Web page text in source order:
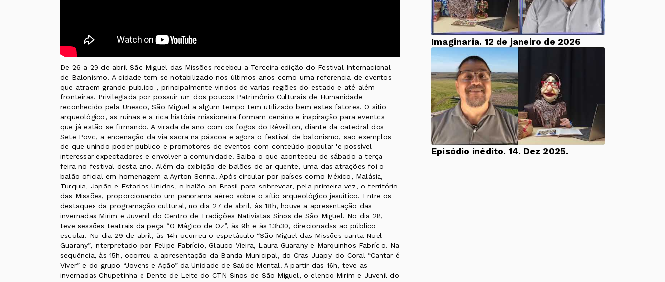
Imaginaria. 12 de janeiro de 2026
Episódio inédito. 14. Dez 2025.
De 26 a 29 de abril São Miguel das Missões recebeu a Terceira edição do Festival Internacional
de Balonismo. A cidade tem se notabilizado nos últimos anos como uma referencia de eventos
que atraem grande publico , principalmente vindos de varias regiões do estado e até além
fronteiras. Privilegiada por possuir um dos poucos Patrimônio Culturais de Humanidade
reconhecido pela Unesco, São Miguel a algum tempo tem utilizado bem estes fatores. O sitio
arqueológico, as ruínas e a rica história missioneira formam cenário e inspiração para eventos
que já estão se firmando. A virada de ano com os fogos do Réveillon, diante da catedral dos
Sete Povo, a encenação da via sacra na páscoa e agora o festival de balonismo, sao exemplos
de que unindo poder publico e promotores de eventos com conteúdo popular 'e possível
interessar expectadores e envolver a comunidade. Saiba o que aconteceu de sábado a terça-
feira no festival desta ano. Além da exibição de balões de ar quente, uma das atrações foi o
balão oficial em homenagem a Ayrton Senna. Após circular por países como México, Malásia,
Turquia, Japão e Estados Unidos, o balão ao Brasil para sobrevoar, pela primeira vez, o território
das Missões, proporcionando um panorama aéreo sobre o sítio arqueológico jesuítico. Entre os
destaques da programação cultural, no dia 27 de abril, às 18h, houve a apresentação das
invernadas Mirim e Juvenil do Centro de Tradições Nativistas Sinos de São Miguel. No dia 28,
teve sessões teatrais da peça “O Mágico de Oz”, às 9h e às 13h30, direcionadas ao público
escolar. No dia 29 de abril, às 14h ocorreu o espetáculo “São Miguel das Missões canta Noel
Guarany”, interpretado por Felipe Fabrício, Glauco Vieira, Laura Guarany e Marquinhos Fabrício. Na
sequência, às 15h, ocorreu a apresentação da Banda Municipal, do Cras Juapy, do Coral “Cantar é
Viver” e do grupo “Jovens e Ação” da Unidade de Saúde Mental. A partir das 16h, teve as
invernadas Chupetinha e Dente de Leite do CTN Sinos de São Miguel, o elenco Mirim e Juvenil do